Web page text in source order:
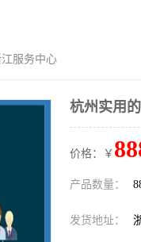
服务中心
杭州实用
价格：￥
产品数量：
发货地址：